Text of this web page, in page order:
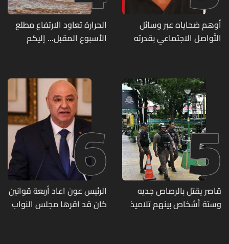
أوهم ضحاياه عبر وسائل
التّواصل الاجتماعي بقدرته
وقع ضحيّة أعماله؟
الحرارة تعاود الارتفاع مطلع
الأسبوع المقبل... إليكم
5
قاصر يقتل بالرصاص جديه
وستة أشخاص بينهم تلاميذ
6
الرئيس عون اعاد أربعة قوانين
كان قد اقرها مجلس النواب